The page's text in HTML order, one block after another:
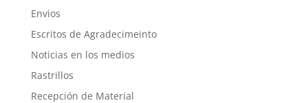
Envios
Escritos de Agradecimeinto
Noticias en los medios
Rastrillos
Recepción de Material